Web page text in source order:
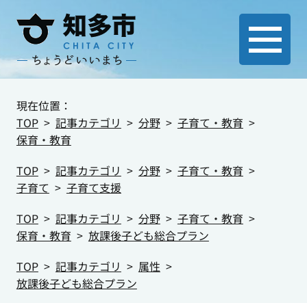
現在位置：
TOP
記事カテゴリ 分野
子育て・教育
保育・教育
TOP
記事カテゴリ 分野
子育て・教育
子育て
子育て支援
TOP
記事カテゴリ 分野
子育て・教育
保育・教育
放課後子ども総合プラン
TOP
記事カテゴリ
属性
放課後子ども総合プラン